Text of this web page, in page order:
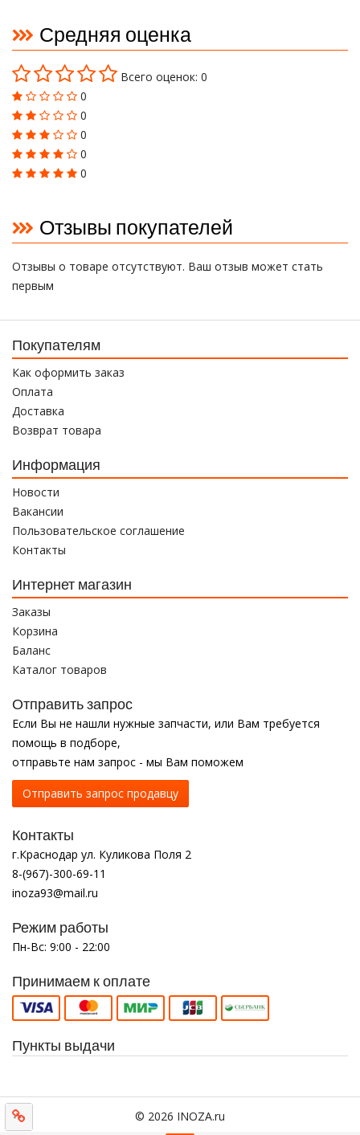
Средняя оценка
Всего оценок: 0
0
0
0
0
0
Отзывы покупателей
Отзывы о товаре отсутствуют. Ваш отзыв может стать
первым
Покупателям
Как оформить заказ
Оплата
Доставка
Возврат товара
Информация
Новости
Вакансии
Пользовательское соглашение
Контакты
Интернет магазин
Заказы
Корзина
Баланс
Каталог товаров
Отправить запрос
Если Вы не нашли нужные запчасти, или Вам требуется
помощь в подборе,
отправьте нам запрос - мы Вам поможем
Отправить запрос продавцу
Контакты
г.Краснодар ул. Куликова Поля 2
8-(967)-300-69-11
inoza93@mail.ru
Режим работы
Пн-Вс: 9:00 - 22:00
Принимаем к оплате
Пункты выдачи
© 2026 INOZA.ru